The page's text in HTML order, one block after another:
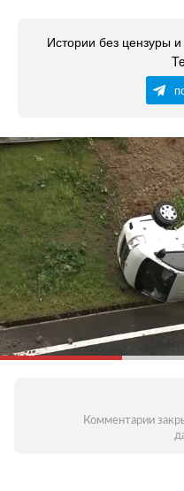
Истории без цензуры
Комментарии